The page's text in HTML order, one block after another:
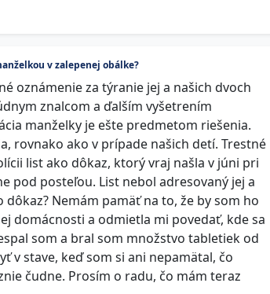
v zalepenej obálke?
oznámenie za týranie jej a našich dvoch
znalcom a ďalším vyšetrením
manželky je ešte predmetom riešenia.
rovnako ako v prípade našich detí. Trestné
list ako dôkaz, ktorý vraj našla v júni pri
pod posteľou. List nebol adresovaný jej a
Nemám pamäť na to, že by som ho
domácnosti a odmietla mi povedať, kde sa
som a bral som množstvo tabletiek od
v stave, keď som si ani nepamätal, čo
čudne. Prosím o radu, čo mám teraz